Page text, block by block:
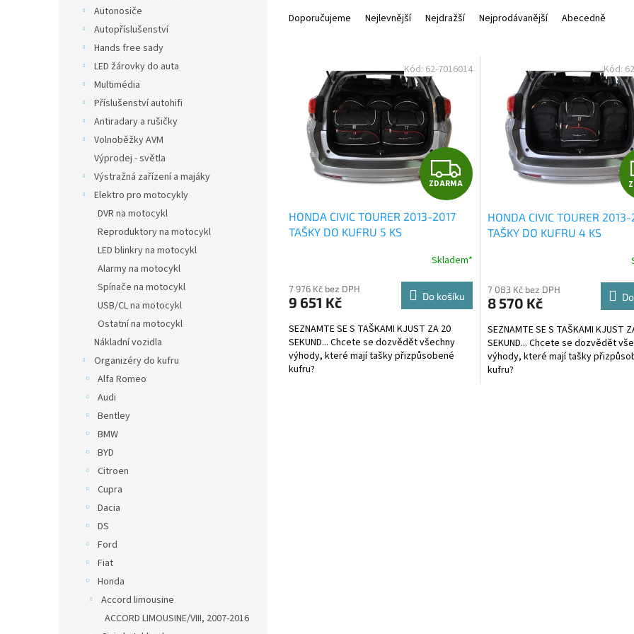
Autonosiče
Autopříslušenství
Hands free sady
LED žárovky do auta
Multimédia
Příslušenství autohifi
Antiradary a rušičky
Volnoběžky AVM
Výprodej - světla
Výstražná zařízení a majáky
Elektro pro motocykly
DVR na motocykl
Reproduktory na motocykl
LED blinkry na motocykl
Alarmy na motocykl
Spínače na motocykl
USB/CL na motocykl
Ostatní na motocykl
Nákladní vozidla
Organizéry do kufru
Alfa Romeo
Audi
Bentley
BMW
BYD
Citroen
Cupra
Dacia
DS
Ford
Fiat
Honda
Accord limousine
ACCORD LIMOUSINE/VIII, 2007-2016
Doporučujeme Nejlevnější Nejdražší Nejprodávanější Abecedně
Z
D
R
M
A
ZDARMA
HONDA CIVIC TOURER 2013-2017
TAŠKY DO KUFRU 5 KS
Skladem*
7 976 Kč bez DPH
9 651 Kč Do košíku
SEZNAMTE SE S TAŠKAMI KJUST ZA 20
SEKUND... Chcete se dozvědět všechny
výhody, které mají tašky přizpůsobené
kufru?
Kód: 62-7016014
HONDA CIVIC TOURER
TAŠKY DO KUFRU 4 KS
7 083 Kč bez DPH
8 570 Kč
SEZNAMTE SE S TAŠKAMI KJUST
SEKUND... Chcete se dozvědět
výhody, které mají tašky
kufru?
Kód: